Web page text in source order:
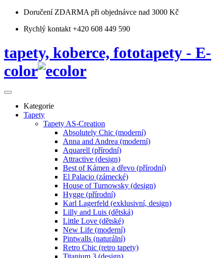
Doručení ZDARMA při objednávce nad 3000 Kč
Rychlý kontakt +420 608 449 590
tapety, koberce, fototapety - E-
color
Kategorie
Tapety
Tapety AS-Creation
Absolutely Chic (moderní)
Anna and Andrea (moderní)
Aquarell (přírodní)
Attractive (design)
Best of Kámen a dřevo (přírodní)
El Palacio (zámecké)
House of Turnowsky (design)
Hygge (přírodní)
Karl Lagerfeld (exklusivní, design)
Lilly and Luis (dětská)
Little Love (dětské)
New Life (moderní)
Pintwalls (naturální)
Retro Chic (retro tapety)
Titanium 3 (design)